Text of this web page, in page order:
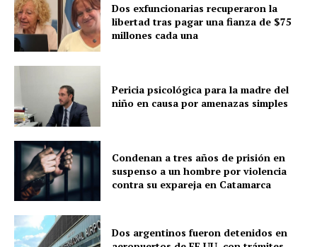
Dos exfuncionarias recuperaron la
libertad tras pagar una fianza de $75
millones cada una
Pericia psicológica para la madre del
niño en causa por amenazas simples
Condenan a tres años de prisión en
suspenso a un hombre por violencia
contra su expareja en Catamarca
Dos argentinos fueron detenidos en